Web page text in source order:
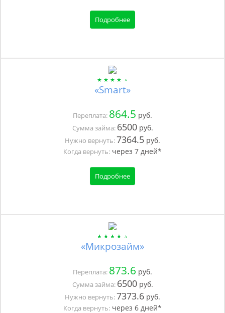
Подробнее
«Smart»
Переплата: 864.5 руб.
Сумма займа: 6500руб.
Нужно вернуть:7364.5 руб.
Когда вернуть: через 7 дней*
Подробнее
«Микрозайм»
Переплата: 873.6 руб.
Сумма займа: 6500руб.
Нужно вернуть:7373.6 руб.
Когда вернуть: через 6 дней*